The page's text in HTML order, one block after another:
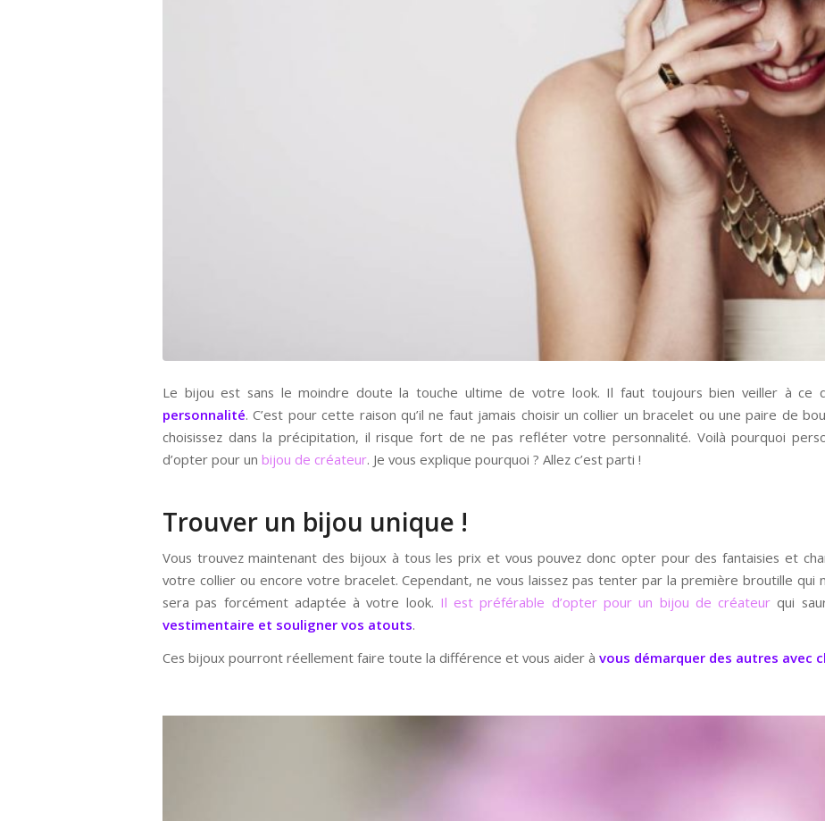
Le bijou est sans le moindre doute la touche ultime de votre look. Il faut toujours bien veiller à ce
personnalité. C’est pour cette raison qu’il ne faut jamais choisir un collier un bracelet ou une paire de
choisissez dans la précipitation, il risque fort de ne pas refléter votre personnalité. Voilà pourquoi
d’opter pour un bijou de créateur. Je vous explique pourquoi ? Allez c’est parti !
Trouver un bijou unique !
Vous trouvez maintenant des bijoux à tous les prix et vous pouvez donc opter pour des fantaisies et
votre collier ou encore votre bracelet. Cependant, ne vous laissez pas tenter par la première broutille qui
sera pas forcément adaptée à votre look. Il est préférable d’opter pour un bijou de créateur qui
vestimentaire et souligner vos atouts.
Ces bijoux pourront réellement faire toute la différence et vous aider à vous démarquer des autres avec